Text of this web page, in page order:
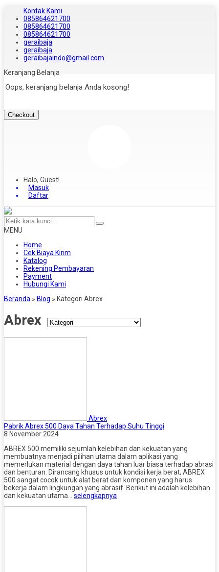
Kontak Kami
085864621700
085864621700
085864621700
geraibaja
geraibaja
geraibajaindo@gmail.com
Keranjang Belanja
Oops, keranjang belanja Anda kosong!
Checkout
Halo, Guest!
Masuk
Daftar
MENU
Home
Cek Biaya Kirim
Katalog
Rekening Pembayaran
Payment
Hubungi Kami
Beranda » Blog » Kategori Abrex
Abrex
Abrex
Pabrik Abrex 500 Daya Tahan Terhadap Suhu Tinggi
8 November 2024
ABREX 500 memiliki sejumlah kelebihan dan kekuatan yang
membuatnya menjadi pilihan utama dalam aplikasi yang
memerlukan material dengan daya tahan luar biasa terhadap abrasi
dan benturan. Dirancang khusus untuk kondisi kerja berat, ABREX
500 sangat cocok untuk alat berat dan komponen yang harus
bekerja dalam lingkungan yang abrasif. Berikut ini adalah kelebihan
dan kekuatan utama… selengkapnya